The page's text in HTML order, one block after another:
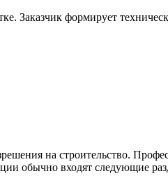
Заказчик формирует
на строительство.
обычно входят следующие